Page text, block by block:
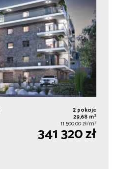
2 pokoje
29,68 m2
11 500,00 zł/m2
341 320 zł